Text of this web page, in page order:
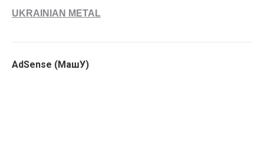
UKRAINIAN METAL
AdSense (МашУ)